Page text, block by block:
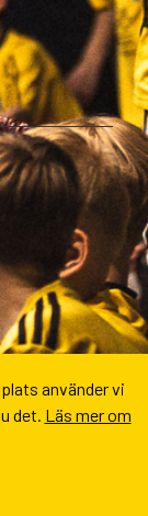
använder vi
det. Läs mer om